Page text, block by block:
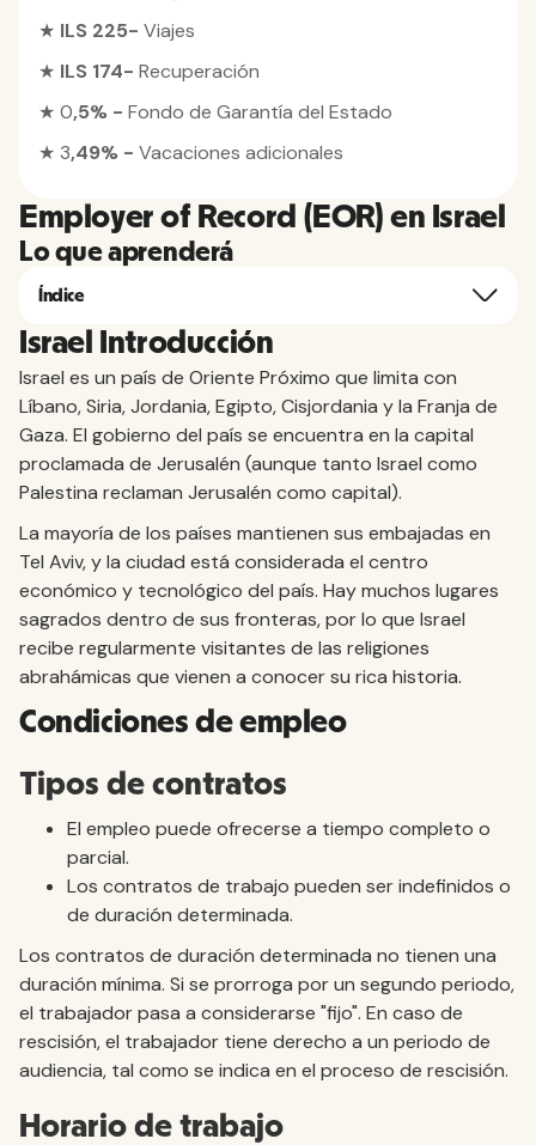
Employer of Record (EOR) en Israel
Lo que aprenderá
Índice
Israel Introducción
Israel es un país de Oriente Próximo que limita con
Líbano, Siria, Jordania, Egipto, Cisjordania y la Franja de
Gaza. El gobierno del país se encuentra en la capital
proclamada de Jerusalén (aunque tanto Israel como
Palestina reclaman Jerusalén como capital).
La mayoría de los países mantienen sus embajadas en
Tel Aviv, y la ciudad está considerada el centro
económico y tecnológico del país. Hay muchos lugares
sagrados dentro de sus fronteras, por lo que Israel
recibe regularmente visitantes de las religiones
abrahámicas que vienen a conocer su rica historia.
Condiciones de empleo
Tipos de contratos
El empleo puede ofrecerse a tiempo completo o
parcial.
Los contratos de trabajo pueden ser indefinidos o
de duración determinada.
Los contratos de duración determinada no tienen una
duración mínima. Si se prorroga por un segundo periodo,
el trabajador pasa a considerarse "fijo". En caso de
rescisión, el trabajador tiene derecho a un periodo de
audiencia, tal como se indica en el proceso de rescisión.
Horario de trabajo
★ ILS 225- Viajes
★ ILS 174- Recuperación
★ 0,5% - Fondo de Garantía del Estado
★ 3,49% - Vacaciones adicionales